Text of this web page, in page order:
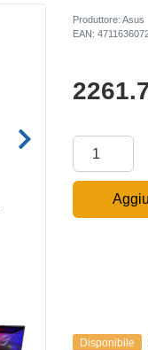
Produttore: Asus
EAN:
Disponibile